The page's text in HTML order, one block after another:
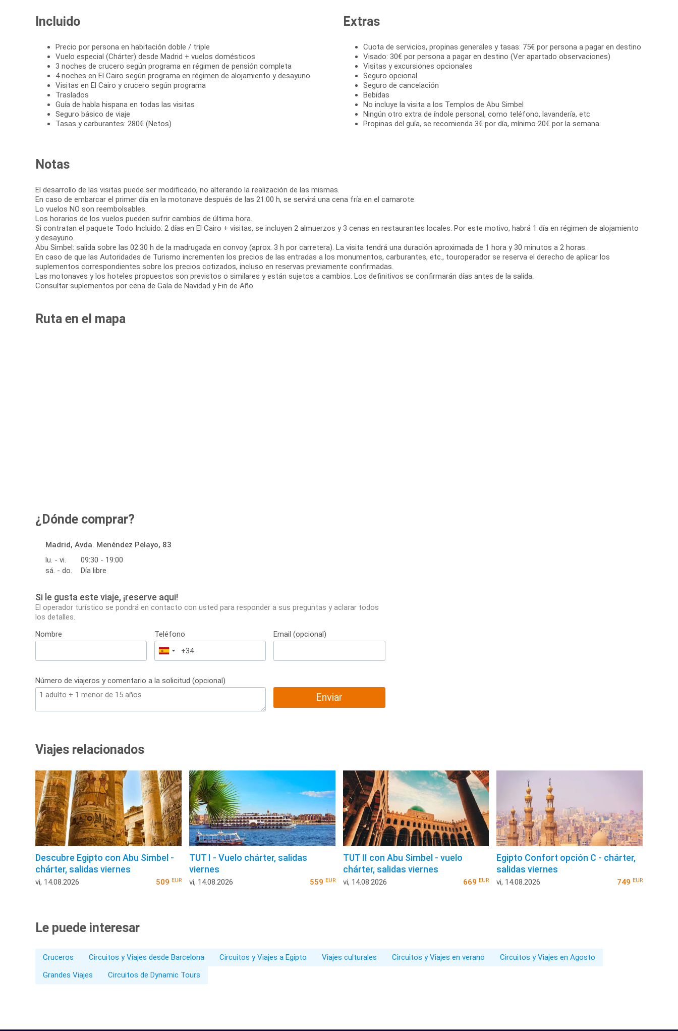
Incluido
Precio por persona en habitación doble / triple
Vuelo especial (Chárter) desde Madrid + vuelos domésticos
3 noches de crucero según programa en régimen de pensión completa
4 noches en El Cairo según programa en régimen de alojamiento y desayuno
Visitas en El Cairo y crucero según programa
Traslados
Guía de habla hispana en todas las visitas
Seguro básico de viaje
Tasas y carburantes: 280€ (Netos)
Extras
Cuota de servicios, propinas generales y tasas: 75€ por persona a pagar en destino
Visado: 30€ por persona a pagar en destino (Ver apartado observaciones)
Visitas y excursiones opcionales
Seguro opcional
Seguro de cancelación
Bebidas
No incluye la visita a los Templos de Abu Simbel
Ningún otro extra de índole personal, como teléfono, lavandería, etc
Propinas del guía, se recomienda 3€ por día, mínimo 20€ por la semana
Notas
El desarrollo de las visitas puede ser modificado, no alterando la realización de las mismas.
En caso de embarcar el primer día en la motonave después de las 21:00 h, se servirá una cena fría en el camarote.
Lo vuelos NO son reembolsables.
Los horarios de los vuelos pueden sufrir cambios de última hora.
Si contratan el paquete Todo Incluido: 2 días en El Cairo + visitas, se incluyen 2 almuerzos y 3 cenas en restaurantes locales. Por este motivo, habrá 1 día en régimen de alojamiento
y desayuno.
Abu Simbel: salida sobre las 02:30 h de la madrugada en convoy (aprox. 3 h por carretera). La visita tendrá una duración aproximada de 1 hora y 30 minutos a 2 horas.
En caso de que las Autoridades de Turismo incrementen los precios de las entradas a los monumentos, carburantes, etc., touroperador se reserva el derecho de aplicar los
suplementos correspondientes sobre los precios cotizados, incluso en reservas previamente confirmadas.
Las motonaves y los hoteles propuestos son previstos o similares y están sujetos a cambios. Los definitivos se confirmarán días antes de la salida.
Consultar suplementos por cena de Gala de Navidad y Fin de Año.
Ruta en el mapa
¿Dónde comprar?
Madrid, Avda. Menéndez Pelayo, 83
lu. - vi.
09:30 - 19:00
sá. - do.
Día libre
Si le gusta este viaje, ¡reserve aqui!
El operador turístico se pondrá en contacto con usted para responder a sus preguntas y aclarar todos
los detalles.
Nombre
Teléfono
España
+34
Email (opcional)
Número de viajeros y comentario a la solicitud (opcional)
Enviar
Viajes relacionados
Descubre Egipto con Abu Simbel -
chárter, salidas viernes
vi, 14.08.2026 509 EUR
TUT I - Vuelo chárter, salidas
viernes
vi, 14.08.2026 559 EUR
TUT II con Abu Simbel - vuelo
chárter, salidas viernes
vi, 14.08.2026 669EUR
Egipto Confort opción C - chárter,
salidas viernes
vi, 14.08.2026 749 EUR
Le puede interesar
Cruceros Circuitos y Viajes desde Barcelona Circuitos y Viajes a Egipto Viajes culturales Circuitos y Viajes en verano
Circuitos y Viajes en Agosto
Grandes Viajes
Circuitos de Dynamic Tours